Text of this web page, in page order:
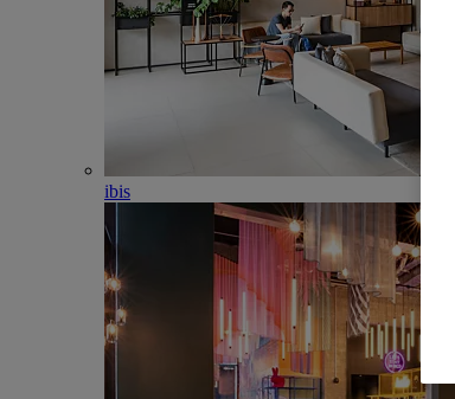
ibis